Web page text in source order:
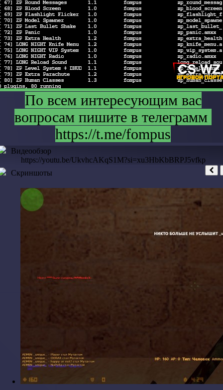
По всем интересующим вас
вопросам пишите в телеграмм
https://t.me/fompus
Видеообзор
https://youtu.be/UkvhcAKqS1M?si=xu3HbKbBRPJ5vfkp
Скриншоты